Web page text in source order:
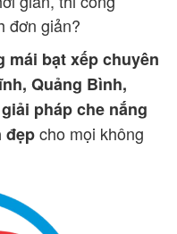
đơn giản?
mái bạt xếp chuyên
Quảng Bình,
giải pháp che nắng
đẹpcho mọi không